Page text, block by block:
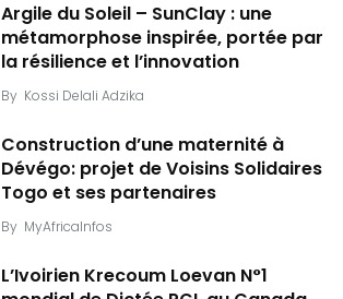
Argile du Soleil – SunClay : une
métamorphose inspirée, portée par
la résilience et l’innovation
By Kossi Delali Adzika
Construction d’une maternité à
Dévégo: projet de Voisins Solidaires
Togo et ses partenaires
By MyAfricaInfos
L’Ivoirien Krecoum Loevan N°1